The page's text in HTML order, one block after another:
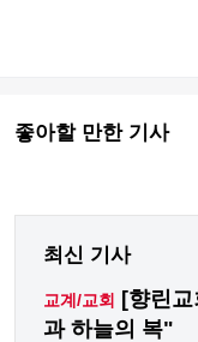
좋아할 만한 기사
최신 기사
교계/교회 [향린
과 하늘의 복"